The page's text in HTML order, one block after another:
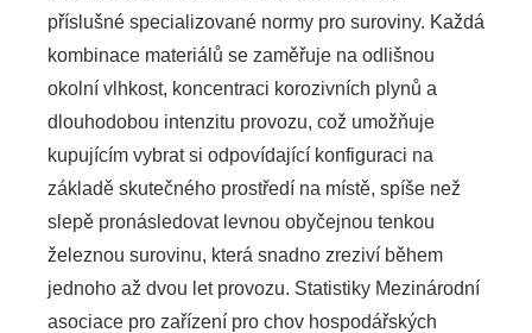
příslušné specializované normy pro suroviny. Každá
kombinace materiálů se zaměřuje na odlišnou
okolní vlhkost, koncentraci korozivních plynů a
dlouhodobou intenzitu provozu, což umožňuje
kupujícím vybrat si odpovídající konfiguraci na
základě skutečného prostředí na místě, spíše než
slepě pronásledovat levnou obyčejnou tenkou
železnou surovinu, která snadno zreziví během
jednoho až dvou let provozu. Statistiky Mezinárodní
asociace pro zařízení pro chov hospodářských